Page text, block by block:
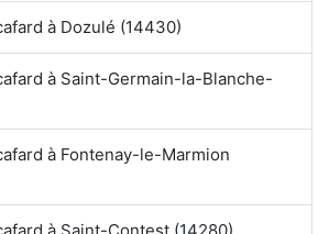
à Dozulé (14430)
à Saint-Germain-la-Blanche-
à Fontenay-le-Marmion